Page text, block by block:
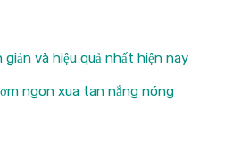
giản và hiệu quả nhất hiện nay
ngon xua tan nắng nóng